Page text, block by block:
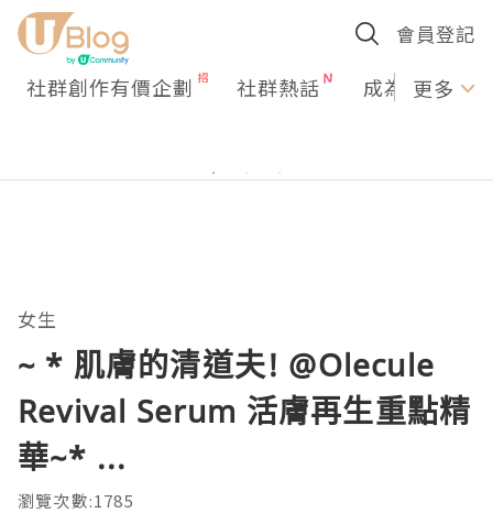
會員登記
社群創作有價企劃 社群熱話 成為U更多
女生
~ * 肌膚的清道夫! @Olecule
Revival Serum 活膚再生重點精
華~* ...
瀏覽次數:1785